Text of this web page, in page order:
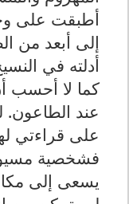
أطبقت على
إلى أبعد من
أدلته في
كما لا أحسب
عند
على قراءتي
فشخصية مسيو
يسعى إلى